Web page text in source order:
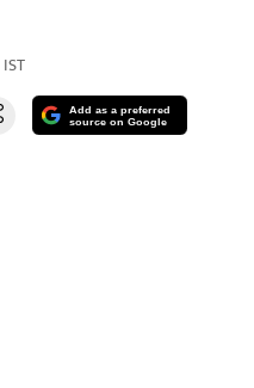
IST
Add as a preferred
source on Google